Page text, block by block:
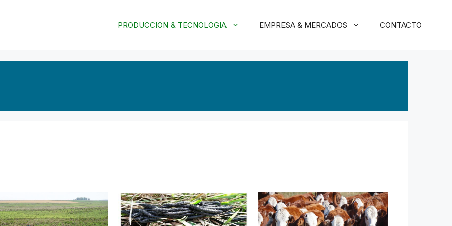
PRODUCCION & TECNOLOGIA EMPRESA & MERCADOS CONTACTO